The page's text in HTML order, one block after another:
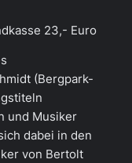
23,- Euro
(Bergpark-
und Musiker
dabei in den
von Bertolt